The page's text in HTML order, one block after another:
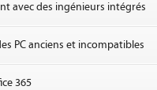
avec des ingénieurs intégrés
PC anciens et incompatibles
365